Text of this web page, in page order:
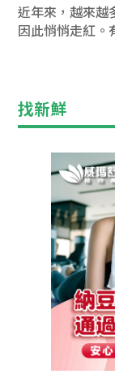
近年來，越來越
因此悄悄走紅。
找新鮮